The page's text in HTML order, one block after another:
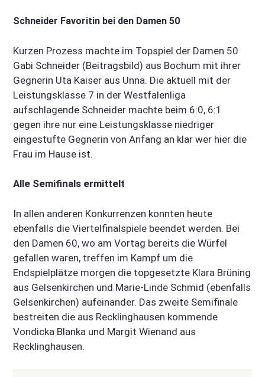
Schneider Favoritin bei den Damen 50
Kurzen Prozess machte im Topspiel der Damen 50
Gabi Schneider (Beitragsbild) aus Bochum mit ihrer
Gegnerin Uta Kaiser aus Unna. Die aktuell mit der
Leistungsklasse 7 in der Westfalenliga
aufschlagende Schneider machte beim 6:0, 6:1
gegen ihre nur eine Leistungsklasse niedriger
eingestufte Gegnerin von Anfang an klar wer hier die
Frau im Hause ist.
Alle Semifinals ermittelt
In allen anderen Konkurrenzen konnten heute
ebenfalls die Viertelfinalspiele beendet werden. Bei
den Damen 60, wo am Vortag bereits die Würfel
gefallen waren, treffen im Kampf um die
Endspielplätze morgen die topgesetzte Klara Brüning
aus Gelsenkirchen und Marie-Linde Schmid (ebenfalls
Gelsenkirchen) aufeinander. Das zweite Semifinale
bestreiten die aus Recklinghausen kommende
Vondicka Blanka und Margit Wienand aus
Recklinghausen.